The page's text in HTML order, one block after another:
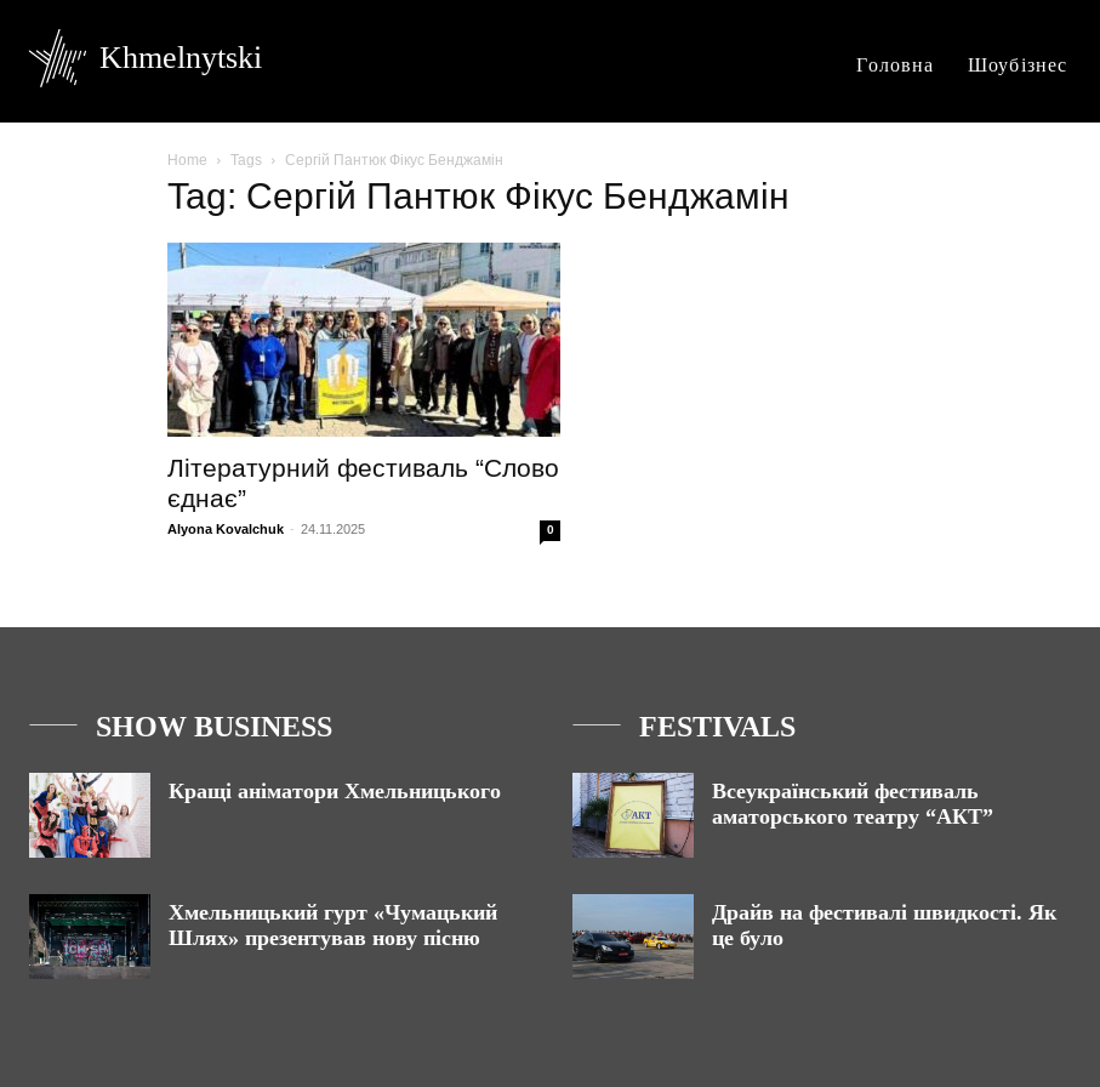
Khmelnytski Головна Шоубізнес
Home Tags Сергій Пантюк Фікус Бенджамін
Tag: Сергій Пантюк Фікус Бенджамін
Літературний фестиваль “Слово
єднає”
Alyona Kovalchuk - 24.11.2025 0
SHOW BUSINESS
Кращі аніматори Хмельницького
Хмельницький гурт «Чумацький
Шлях» презентував нову пісню
FESTIVALS
Всеукраїнський фестиваль
аматорського театру “АКТ”
Драйв на фестивалі швидкості. Як
це було